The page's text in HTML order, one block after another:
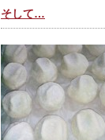
そして…